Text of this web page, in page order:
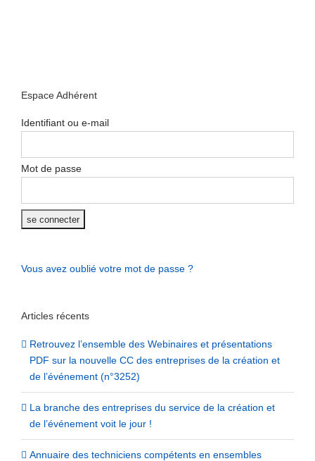
Espace Adhérent
Identifiant ou e-mail
Mot de passe
Vous avez oublié votre mot de passe ?
Articles récents
Retrouvez l’ensemble des Webinaires et présentations
PDF sur la nouvelle CC des entreprises de la création et
de l’événement (n°3252)
La branche des entreprises du service de la création et
de l’événement voit le jour !
Annuaire des techniciens compétents en ensembles